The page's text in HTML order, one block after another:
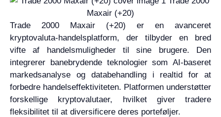
Trade 2000 Maxair (+20) er en avanceret
kryptovaluta-handelsplatform, der tilbyder en bred
vifte af handelsmuligheder til sine brugere. Den
integrerer banebrydende teknologier som AI-baseret
markedsanalyse og databehandling i realtid for at
forbedre handelseffektiviteten. Platformen understøtter
forskellige kryptovalutaer, hvilket giver tradere
fleksibilitet til at diversificere deres porteføljer.